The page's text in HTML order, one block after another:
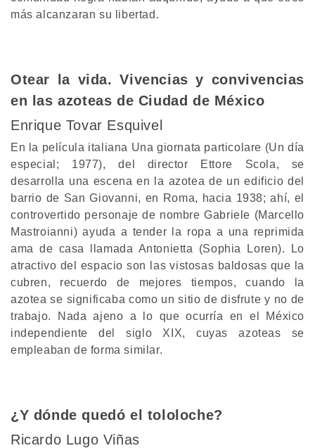
más alcanzaran su libertad.
Otear la vida. Vivencias y convivencias
en las azoteas de Ciudad de México
Enrique Tovar Esquivel
En la película italiana Una giornata particolare (Un día
especial; 1977), del director Ettore Scola, se
desarrolla una escena en la azotea de un edificio del
barrio de San Giovanni, en Roma, hacia 1938; ahí, el
controvertido personaje de nombre Gabriele (Marcello
Mastroianni) ayuda a tender la ropa a una reprimida
ama de casa llamada Antonietta (Sophia Loren). Lo
atractivo del espacio son las vistosas baldosas que la
cubren, recuerdo de mejores tiempos, cuando la
azotea se significaba como un sitio de disfrute y no de
trabajo. Nada ajeno a lo que ocurría en el México
independiente del siglo XIX, cuyas azoteas se
empleaban de forma similar.
¿Y dónde quedó el tololoche?
Ricardo Lugo Viñas